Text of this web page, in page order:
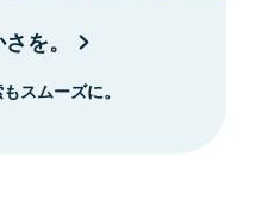
を。
スムーズに。